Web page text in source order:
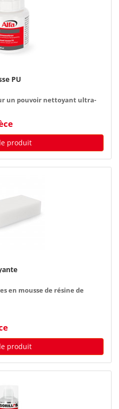
PU
un pouvoir nettoyant ultra-
produit
en mousse de résine de
produit